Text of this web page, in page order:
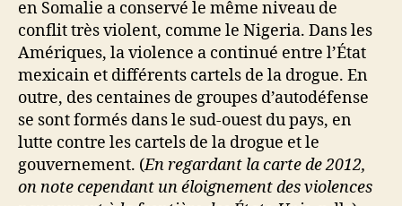
en Somalie a conservé le même niveau de
conflit très violent, comme le Nigeria. Dans les
Amériques, la violence a continué entre l’État
mexicain et différents cartels de la drogue. En
outre, des centaines de groupes d’autodéfense
se sont formés dans le sud-ouest du pays, en
lutte contre les cartels de la drogue et le
gouvernement. (En regardant la carte de 2012,
on note cependant un éloignement des violences